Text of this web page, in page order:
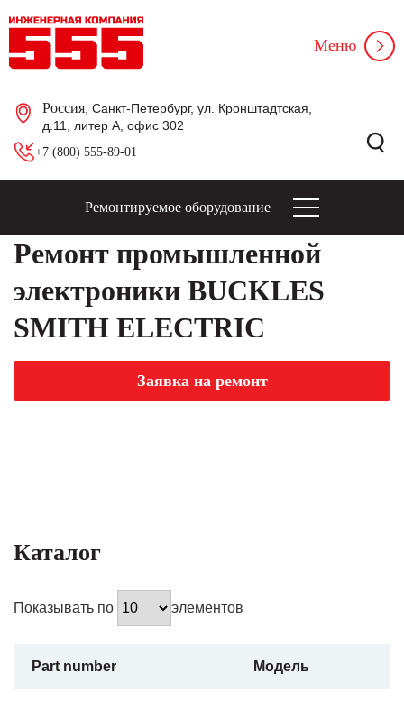
Россия , Санкт-Петербург, ул. Кронштадтская,
д.11, литер А, офис 302
+7 (800) 555-89-01
Меню
Ремонтируемое оборудование
Ремонт промышленной
электроники BUCKLES
SMITH ELECTRIC
Заявка на ремонт
Каталог
Показывать по элементов
Part number Модель